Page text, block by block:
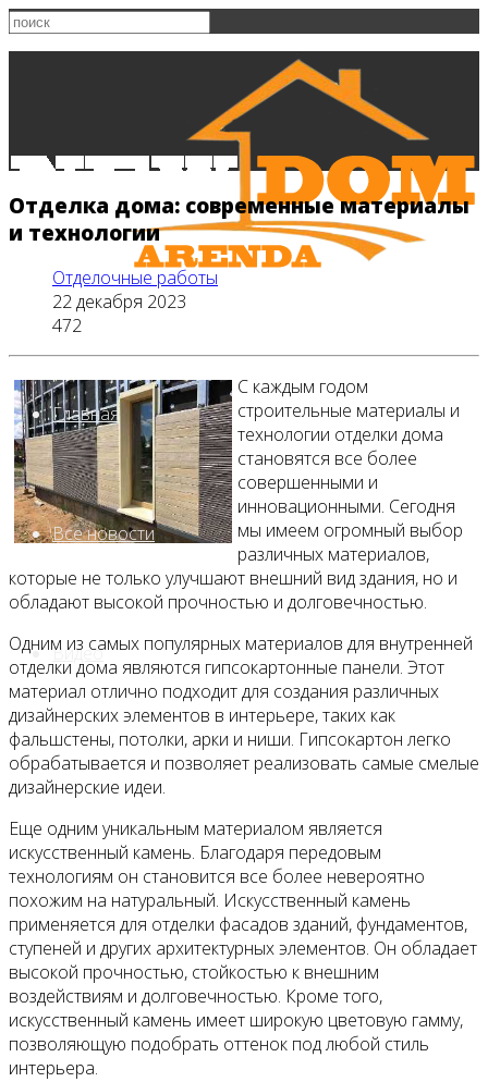
Главная
Все новости
Видео
Отделка дома: современные материалы
и технологии
Отделочные работы
22 декабря 2023
472
С каждым годом
строительные материалы и
технологии отделки дома
становятся все более
совершенными и
инновационными. Сегодня
мы имеем огромный выбор
различных материалов,
которые не только улучшают внешний вид здания, но и
обладают высокой прочностью и долговечностью.
Одним из самых популярных материалов для внутренней
отделки дома являются гипсокартонные панели. Этот
материал отлично подходит для создания различных
дизайнерских элементов в интерьере, таких как
фальшстены, потолки, арки и ниши. Гипсокартон легко
обрабатывается и позволяет реализовать самые смелые
дизайнерские идеи.
Еще одним уникальным материалом является
искусственный камень. Благодаря передовым
технологиям он становится все более невероятно
похожим на натуральный. Искусственный камень
применяется для отделки фасадов зданий, фундаментов,
ступеней и других архитектурных элементов. Он обладает
высокой прочностью, стойкостью к внешним
воздействиям и долговечностью. Кроме того,
искусственный камень имеет широкую цветовую гамму,
позволяющую подобрать оттенок под любой стиль
интерьера.